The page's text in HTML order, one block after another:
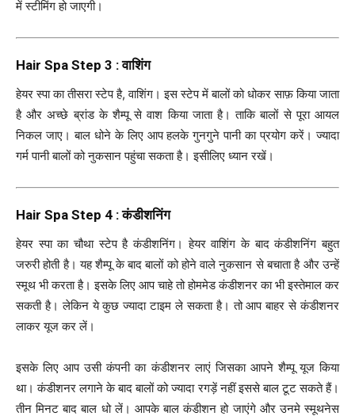
में स्टीमिंग हो जाएगी।
Hair Spa Step 3 : वाशिंग
हेयर स्पा का तीसरा स्टेप है, वाशिंग। इस स्टेप में बालों को धोकर साफ़ किया जाता
है और अच्छे ब्रांड के शैम्पू से वाश किया जाता है। ताकि बालों से पूरा आयल
निकल जाए। बाल धोने के लिए आप हलके गुनगुने पानी का प्रयोग करें। ज्यादा
गर्म पानी बालों को नुकसान पहुंचा सकता है। इसीलिए ध्यान रखें।
Hair Spa Step 4 : कंडीशनिंग
हेयर स्पा का चौथा स्टेप है कंडीशनिंग। हेयर वाशिंग के बाद कंडीशनिंग बहुत
जरुरी होती है। यह शैम्पू के बाद बालों को होने वाले नुकसान से बचाता है और उन्हें
स्मूथ भी करता है। इसके लिए आप चाहे तो होममेड कंडीशनर का भी इस्तेमाल कर
सकती है। लेकिन ये कुछ ज्यादा टाइम ले सकता है। तो आप बाहर से कंडीशनर
लाकर यूज कर लें।
इसके लिए आप उसी कंपनी का कंडीशनर लाएं जिसका आपने शैम्पू यूज किया
था। कंडीशनर लगाने के बाद बालों को ज्यादा रगड़ें नहीं इससे बाल टूट सकते हैं।
तीन मिनट बाद बाल धो लें। आपके बाल कंडीशन हो जाएंगे और उनमे स्मूथनेस